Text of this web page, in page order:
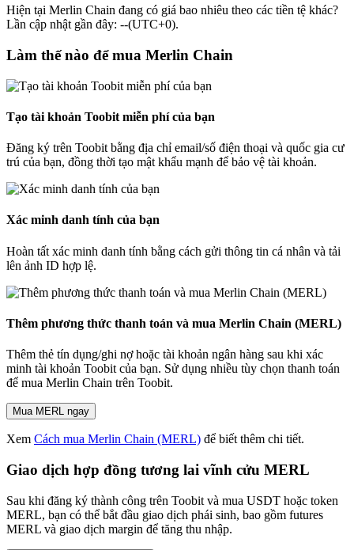
Hiện tại Merlin Chain đang có giá bao nhiêu theo các tiền tệ khác?
Lần cập nhật gần đây: --(UTC+0).
Làm thế nào để mua Merlin Chain
Tạo tài khoản Toobit miễn phí của bạn
Đăng ký trên Toobit bằng địa chỉ email/số điện thoại và quốc gia cư
trú của bạn, đồng thời tạo mật khẩu mạnh để bảo vệ tài khoản.
Xác minh danh tính của bạn
Hoàn tất xác minh danh tính bằng cách gửi thông tin cá nhân và tải
lên ảnh ID hợp lệ.
Thêm phương thức thanh toán và mua Merlin Chain (MERL)
Thêm thẻ tín dụng/ghi nợ hoặc tài khoản ngân hàng sau khi xác
minh tài khoản Toobit của bạn. Sử dụng nhiều tùy chọn thanh toán
để mua Merlin Chain trên Toobit.
Mua MERL ngay
Xem Cách mua Merlin Chain (MERL) để biết thêm chi tiết.
Giao dịch hợp đồng tương lai vĩnh cửu MERL
Sau khi đăng ký thành công trên Toobit và mua USDT hoặc token
MERL, bạn có thể bắt đầu giao dịch phái sinh, bao gồm futures
MERL và giao dịch margin để tăng thu nhập.